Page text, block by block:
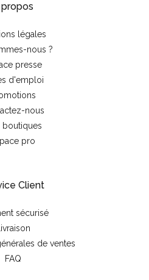
légales
nous ?
presse
d'emploi
nous
boutiques
pro
Client
sécurisé
de ventes
FAQ